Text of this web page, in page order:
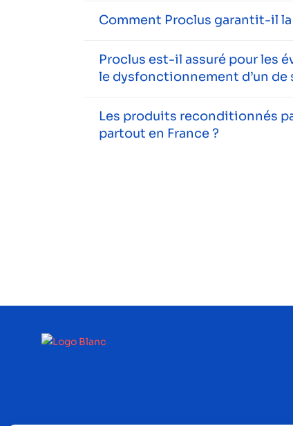
Comment Proclus garantit-il
Proclus est-il assuré pour les
le dysfonctionnement d’un
Les produits reconditionnés
partout en France ?